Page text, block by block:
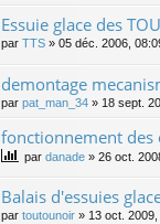
Essuie glace des
par TTS » 05 déc. 2006,
demontage
par pat_man_34 » 18 sept.
fonctionnement des
par danade » 26 oct.
Balais d'essuies
par toutounoir » 13 oct.